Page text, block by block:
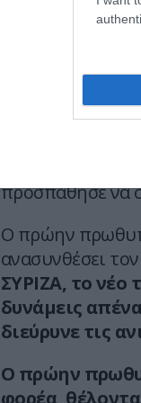
Η Μαρία
διαφάνεια,
Δεν είναι
χώρους που
Μητσοτάκη.
προσπάθησε να
Ο πρώην
ανασυνθέσει
ΣΥΡΙΖΑ, το νέο
δυνάμεις
διεύρυνε τις
Ο πρώην